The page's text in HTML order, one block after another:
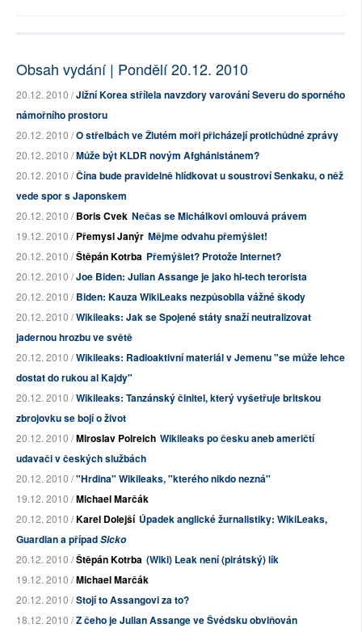
Obsah vydání | Pondělí 20.12. 2010
20.12. 2010 /Jižní Korea střílela navzdory varování Severu do sporného
námořního prostoru
20.12. 2010 /O střelbách ve Žlutém moři přicházejí protichůdné zprávy
20.12. 2010 /Může být KLDR novým Afghánistánem?
20.12. 2010 /Čína bude pravidelně hlídkovat u soustroví Senkaku, o něž
vede spor s Japonskem
20.12. 2010 /Boris Cvek Nečas se Michálkovi omlouvá právem
19.12. 2010 /Přemysl Janýr Mějme odvahu přemýšlet!
20.12. 2010 /Štěpán Kotrba Přemýšlet? Protože Internet?
20.12. 2010 /Joe Biden: Julian Assange je jako hi-tech terorista
20.12. 2010 /Biden: Kauza WikiLeaks nezpůsobila vážné škody
20.12. 2010 /Wikileaks: Jak se Spojené státy snaží neutralizovat
jadernou hrozbu ve světě
20.12. 2010 /Wikileaks: Radioaktivní materiál v Jemenu "se může lehce
dostat do rukou al Kajdy"
20.12. 2010 /Wikileaks: Tanzánský činitel, který vyšetřuje britskou
zbrojovku se bojí o život
20.12. 2010 /Miroslav Polreich Wikileaks po česku aneb američtí
udavači v českých službách
20.12. 2010 /"Hrdina" Wikileaks, "kterého nikdo nezná"
19.12. 2010 /Michael Marčák
20.12. 2010 /Karel Dolejší Úpadek anglické žurnalistiky: WikiLeaks,
Guardian a případSicko
20.12. 2010 /Štěpán Kotrba (Wiki) Leak není (pirátský) lík
19.12. 2010 /Michael Marčák
20.12. 2010 /Stojí to Assangovi za to?
18.12. 2010 /Z čeho je Julian Assange ve Švédsku obviňován